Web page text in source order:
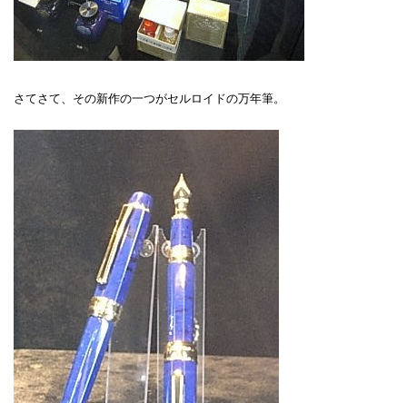
さてさて、その新作の一つがセルロイドの万年筆。